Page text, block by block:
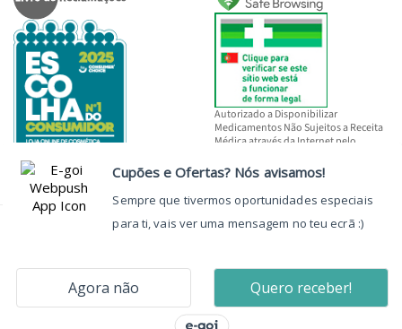
Autorizado a Disponibilizar
Medicamentos Não Sujeitos a Receita
Médica através da Internet pelo